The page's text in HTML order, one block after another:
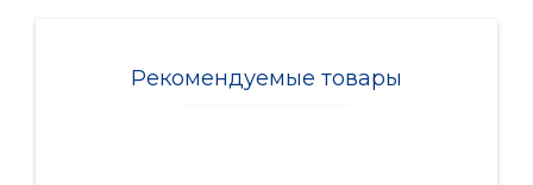
Рекомендуемые товары